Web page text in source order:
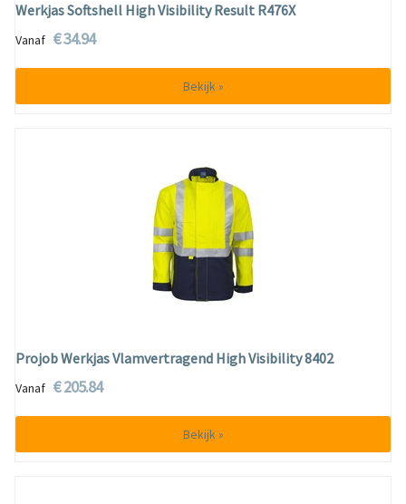
Werkjas Softshell High Visibility Result R476X
Vanaf € 34.94
Bekijk »
Projob Werkjas Vlamvertragend High Visibility 8402
Vanaf € 205.84
Bekijk »